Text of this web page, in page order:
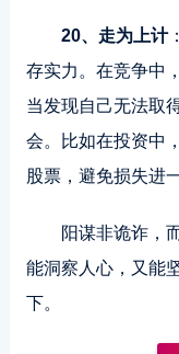
20、走为上计
存实力。在竞争中
当发现自己无法取
会。比如在投资中
股票，避免损失进
阳谋非诡诈，
能洞察人心，又能
下。